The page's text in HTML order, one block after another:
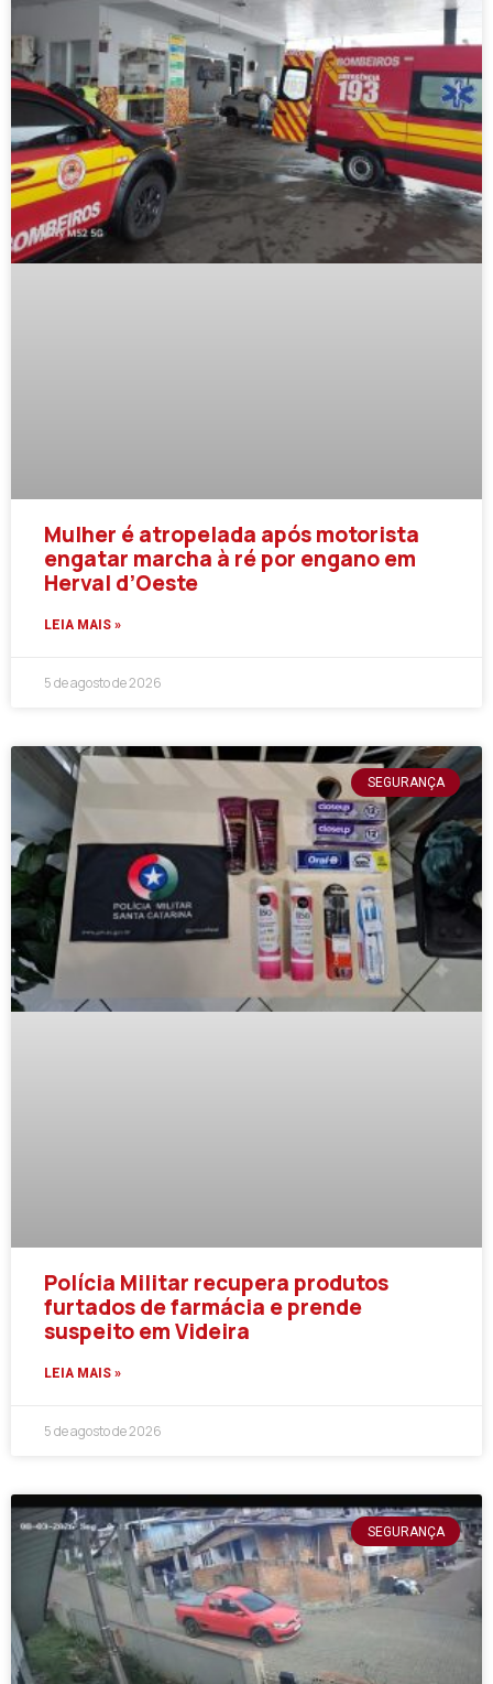
Mulher é atropelada após motorista
engatar marcha à ré por engano em
Herval d’Oeste
LEIA MAIS »
5 de agosto de 2026
SEGURANÇA
Polícia Militar recupera produtos
furtados de farmácia e prende
suspeito em Videira
LEIA MAIS »
5 de agosto de 2026
SEGURANÇA